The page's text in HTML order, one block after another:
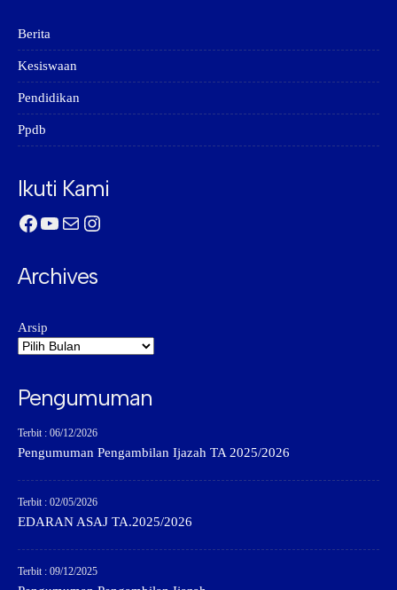
Berita
Kesiswaan
Pendidikan
Ppdb
Ikuti Kami
Facebook
YouTube
MailInstagram
Archives
Arsip
Pengumuman
Terbit : 06/12/2026
Pengumuman Pengambilan Ijazah TA 2025/2026
Terbit : 02/05/2026
EDARAN ASAJ TA.2025/2026
Terbit : 09/12/2025